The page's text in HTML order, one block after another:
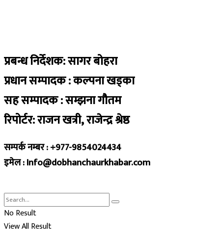
प्रबन्ध निर्देशक: सागर बोहरा
प्रधान सम्पादक : कल्पना खड्का
सह सम्पादक : सम्झना गौतम
रिपोर्टर: राजन खत्री, राजेन्द्र श्रेष्ठ
सम्पर्क नम्बर : +977-9854024434
इमेल : Info@dobhanchaurkhabar.com
No Result
View All Result